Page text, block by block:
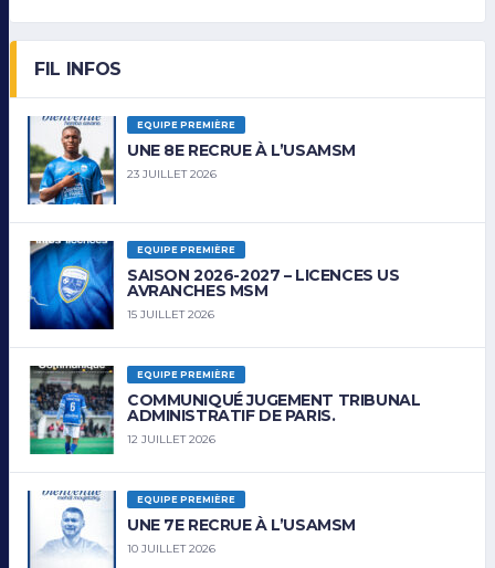
FIL INFOS
EQUIPE PREMIÈRE
UNE 8E RECRUE À L’USAMSM
23 JUILLET 2026
EQUIPE PREMIÈRE
SAISON 2026-2027 – LICENCES US
AVRANCHES MSM
15 JUILLET 2026
EQUIPE PREMIÈRE
COMMUNIQUÉ JUGEMENT TRIBUNAL
ADMINISTRATIF DE PARIS.
12 JUILLET 2026
EQUIPE PREMIÈRE
UNE 7E RECRUE À L’USAMSM
10 JUILLET 2026